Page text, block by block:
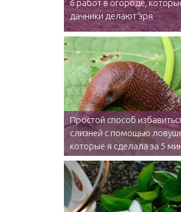
6 работ в огороде,
дачники делают зря
Простой способ
слизней с помощью
которые я сделала за 5